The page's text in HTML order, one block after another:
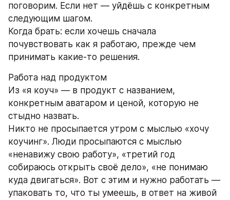
поговорим. Если нет — уйдёшь с конкретным
следующим шагом.
Когда брать: если хочешь сначала
почувствовать как я работаю, прежде чем
принимать какие-то решения.
Работа над продуктом
Из «я коуч» — в продукт с названием,
конкретным аватаром и ценой, которую не
стыдно назвать.
Никто не просыпается утром с мыслью «хочу
коучинг». Люди просыпаются с мыслью
«ненавижу свою работу», «третий год
собираюсь открыть своё дело», «не понимаю
куда двигаться». Вот с этим и нужно работать —
упаковать то, что ты умеешь, в ответ на живой